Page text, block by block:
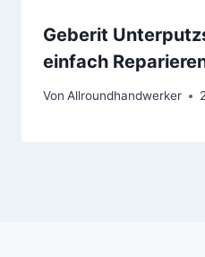
Geberit
einfach
Von Allroundhandwerker